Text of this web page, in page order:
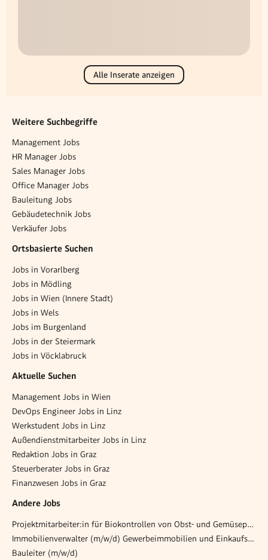
Alle Inserate anzeigen
Weitere Suchbegriffe
Management Jobs
HR Manager Jobs
Sales Manager Jobs
Office Manager Jobs
Bauleitung Jobs
Gebäudetechnik Jobs
Verkäufer Jobs
Ortsbasierte Suchen
Jobs in Vorarlberg
Jobs in Mödling
Jobs in Wien (Innere Stadt)
Jobs in Wels
Jobs im Burgenland
Jobs in der Steiermark
Jobs in Vöcklabruck
Aktuelle Suchen
Management Jobs in Wien
DevOps Engineer Jobs in Linz
Werkstudent Jobs in Linz
Außendienstmitarbeiter Jobs in Linz
Redaktion Jobs in Graz
Steuerberater Jobs in Graz
Finanzwesen Jobs in Graz
Andere Jobs
Projektmitarbeiter:in für Biokontrollen von Obst- und Gemüseproduktionsbetrieben (Karenzvertretung, 25h)
Immobilienverwalter (m/w/d) Gewerbeimmobilien und Einkaufszentren
Bauleiter (m/w/d)